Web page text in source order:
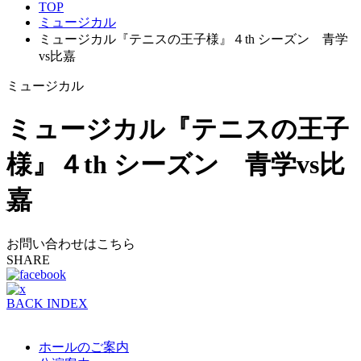
TOP
ミュージカル
ミュージカル『テニスの王子様』４th シーズン 青学
vs比嘉
ミュージカル
ミュージカル『テニスの王子
様』４th シーズン 青学vs比
嘉
お問い合わせはこちら
SHARE
BACK INDEX
ホールのご案内